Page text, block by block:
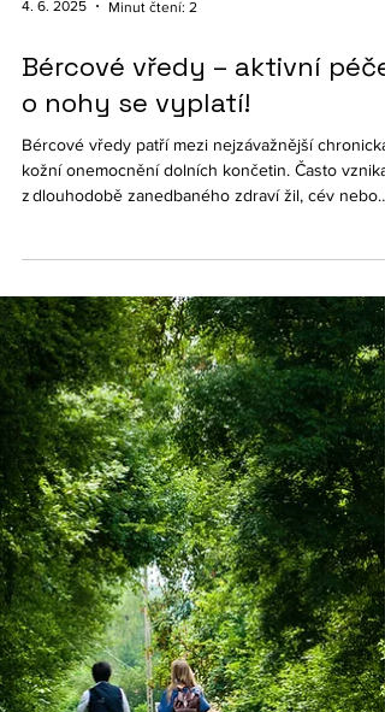
4. 6. 2025 Minut čtení: 2
Bércové vředy – aktivní péče
o nohy se vyplatí!
Bércové vředy patří mezi nejzávažnější chronická
kožní onemocnění dolních končetin. Často vznikají
z dlouhodobě zanedbaného zdraví žil, cév nebo
v souvislosti s diabetem. I když jsou nejčastější u
ve vyšším věku, jejich prevencí by se měli
mladší ročníky – ideálně ještě dříve, než se objeví
první příznaky. Dobrou zprávou je, že většinu rizik
lze ovlivnit a vznik bércových vředů účinně
nebo jim zcela předejít.